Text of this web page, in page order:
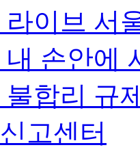
라이브 서
내 손안에
불합리 규
신고센터